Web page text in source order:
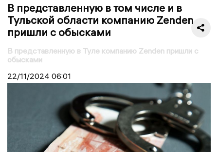
В представленную в том числе и в
Тульской области компанию Zenden
пришли с обысками
В представленную в Туле компанию Zenden пришли с
обысками
22/11/2024 06:01